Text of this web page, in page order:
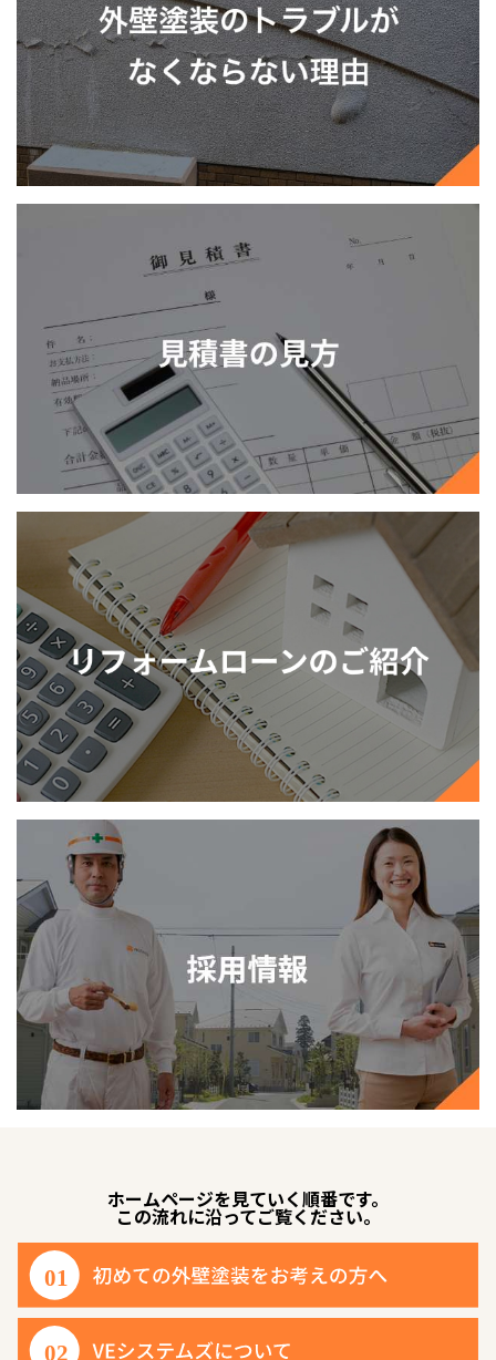
ホームページを見ていく順番です。
この流れに沿ってご覧ください。